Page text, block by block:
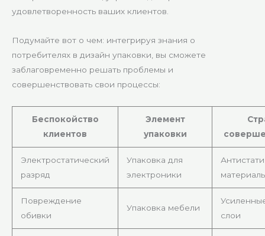
удовлетворенность ваших клиентов.
Подумайте вот о чем: интегрируя знания о
потребителях в дизайн упаковки, вы сможете
заблаговременно решать проблемы и
совершенствовать свои процессы:
Беспокойство
клиентов
Элемент
упаковки
Электростатический
разряд
Упаковка для
электроники
Повреждение
обивки
Упаковка мебели
слои